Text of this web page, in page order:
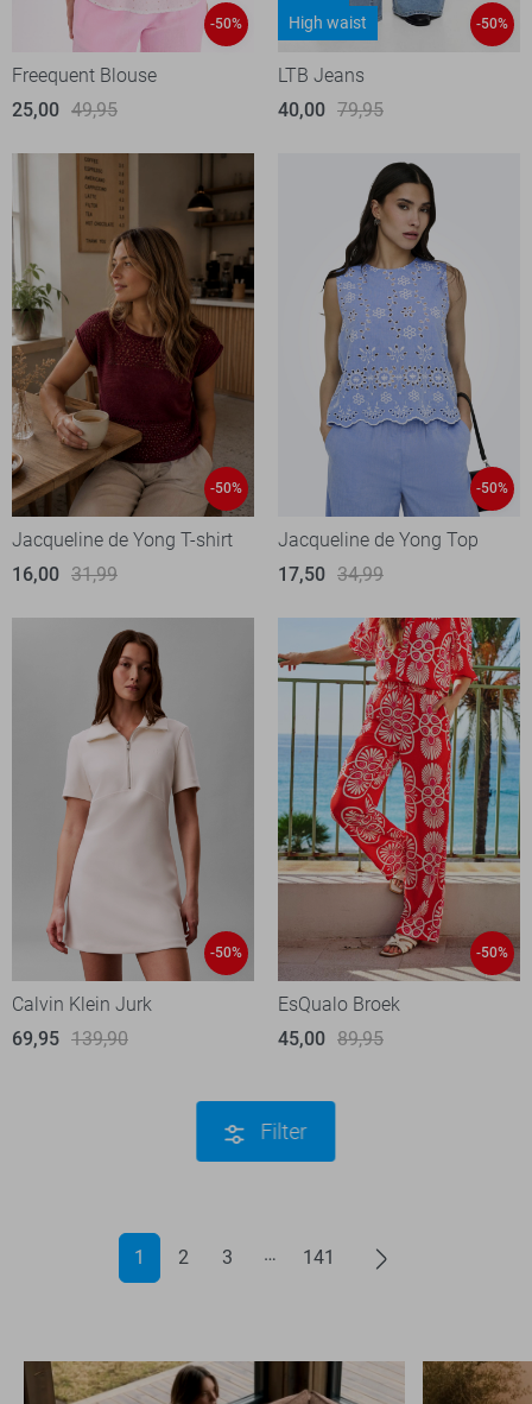
-50%
Freequent Blouse
25,00 49,95
High waist
-50%
LTB Jeans
40,00 79,95
-50%
Jacqueline de Yong T-shirt
16,00 31,99
-50%
Jacqueline de Yong Top
17,50 34,99
-50%
Calvin Klein Jurk
69,95 139,90
-50%
EsQualo Broek
45,00 89,95
Filter
1 2 3 141